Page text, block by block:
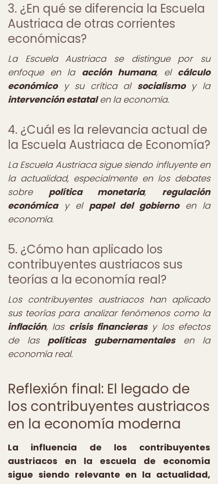
3. ¿En qué se diferencia la Escuela
Austriaca de otras corrientes
económicas?
La Escuela Austriaca se distingue por su
enfoque en la acción humana, el cálculo
económicoy su crítica al socialismoy la
intervención estatalen la economía.
4. ¿Cuál es la relevancia actual de
la Escuela Austriaca de Economía?
La Escuela Austriaca sigue siendo influyente en
la actualidad, especialmente en los debates
sobre política monetaria, regulación
económicay el papel del gobiernoen la
economía.
5. ¿Cómo han aplicado los
contribuyentes austriacos sus
teorías a la economía real?
Los contribuyentes austriacos han aplicado
sus teorías para analizar fenómenos como la
inflación, las crisis financierasy los efectos
de las políticas gubernamentalesen la
economía real.
Reflexión final: El legado de
los contribuyentes austriacos
en la economía moderna
La influencia de los contribuyentes
austriacos en la escuela de economía
sigue siendo relevante en la actualidad,